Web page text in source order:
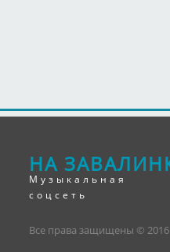
НА
Музыкальная
соцсеть
Все права защищены © 2016